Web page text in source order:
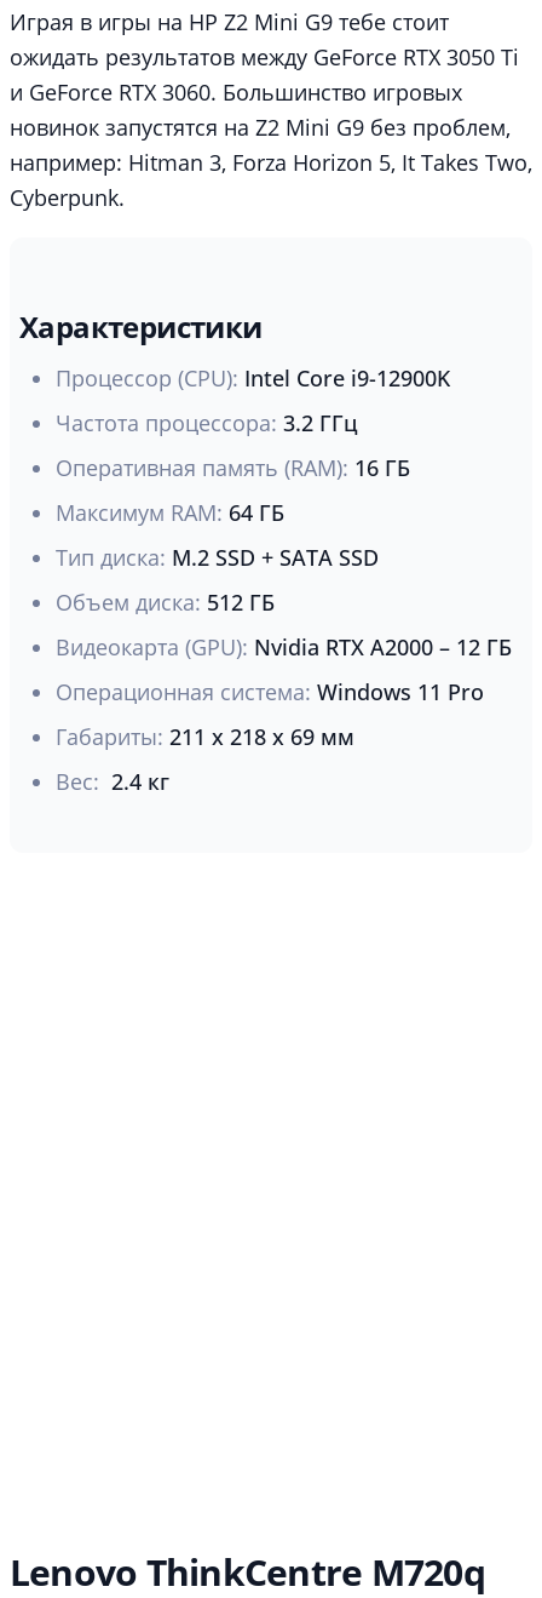
Играя в игры на HP Z2 Mini G9 тебе стоит
ожидать результатов между GeForce RTX 3050 Ti
и GeForce RTX 3060. Большинство игровых
новинок запустятся на Z2 Mini G9 без проблем,
например: Hitman 3, Forza Horizon 5, It Takes Two,
Cyberpunk.
Характеристики
Процессор (CPU): Intel Core i9-12900K
Частота процессора: 3.2 ГГц
Оперативная память (RAM): 16 ГБ
Максимум RAM: 64 ГБ
Тип диска: M.2 SSD + SATA SSD
Объем диска: 512 ГБ
Видеокарта (GPU): Nvidia RTX A2000 – 12 ГБ
Операционная система: Windows 11 Pro
Габариты: 211 x 218 x 69 мм
Вес: 2.4 кг
Lenovo ThinkCentre M720q